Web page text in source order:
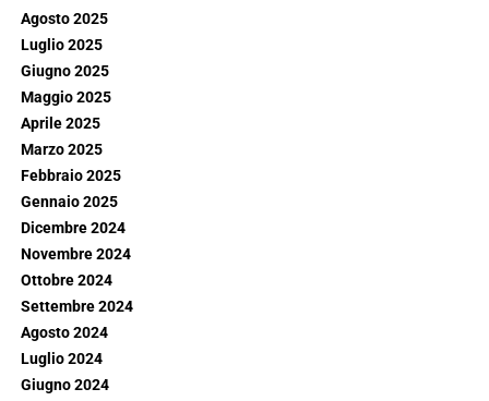
Agosto 2025
Luglio 2025
Giugno 2025
Maggio 2025
Aprile 2025
Marzo 2025
Febbraio 2025
Gennaio 2025
Dicembre 2024
Novembre 2024
Ottobre 2024
Settembre 2024
Agosto 2024
Luglio 2024
Giugno 2024